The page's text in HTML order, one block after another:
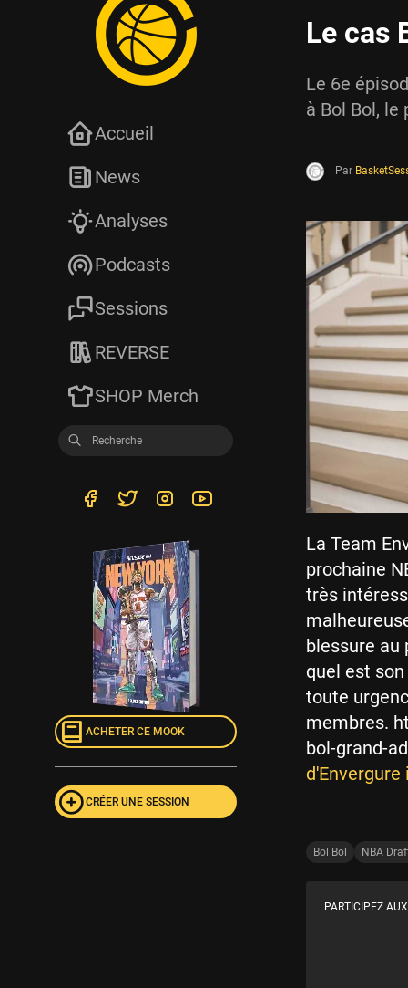
Le cas
Le 6e
à Bol Bol,
Par
La Team
prochaine
très
blessure au
quel est
toute
membres.
bol-grand-
Bol Bol NBA
PARTICIPEZ
Accueil
News
Analyses
Podcasts
Sessions
REVERSE
SHOP Merch
ACHETER CE MOOK
CRÉER UNE SESSION